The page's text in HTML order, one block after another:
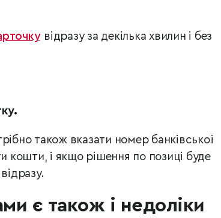
відразу за декілька хвилин і без
також вказати номер банківської
кошти, і якщо рішення по позиці буде
є також і недоліки